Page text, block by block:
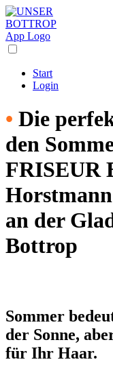
Start
Login
• Die
den
FRISEUR
Horstmann
an der
Bottrop
Sommer
der Sonne,
für Ihr Haar.